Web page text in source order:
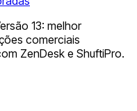
13: melhor
comerciais
ZenDesk e ShuftiPro.